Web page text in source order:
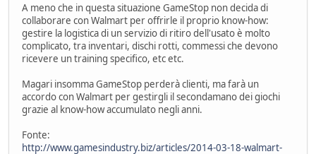
A meno che in questa situazione GameStop non decida di
collaborare con Walmart per offrirle il proprio know-how:
gestire la logistica di un servizio di ritiro dell'usato è molto
complicato, tra inventari, dischi rotti, commessi che devono
ricevere un training specifico, etc etc.
Magari insomma GameStop perderà clienti, ma farà un
accordo con Walmart per gestirgli il secondamano dei giochi
grazie al know-how accumulato negli anni.
Fonte:
http://www.gamesindustry.biz/articles/2014-03-18-walmart-